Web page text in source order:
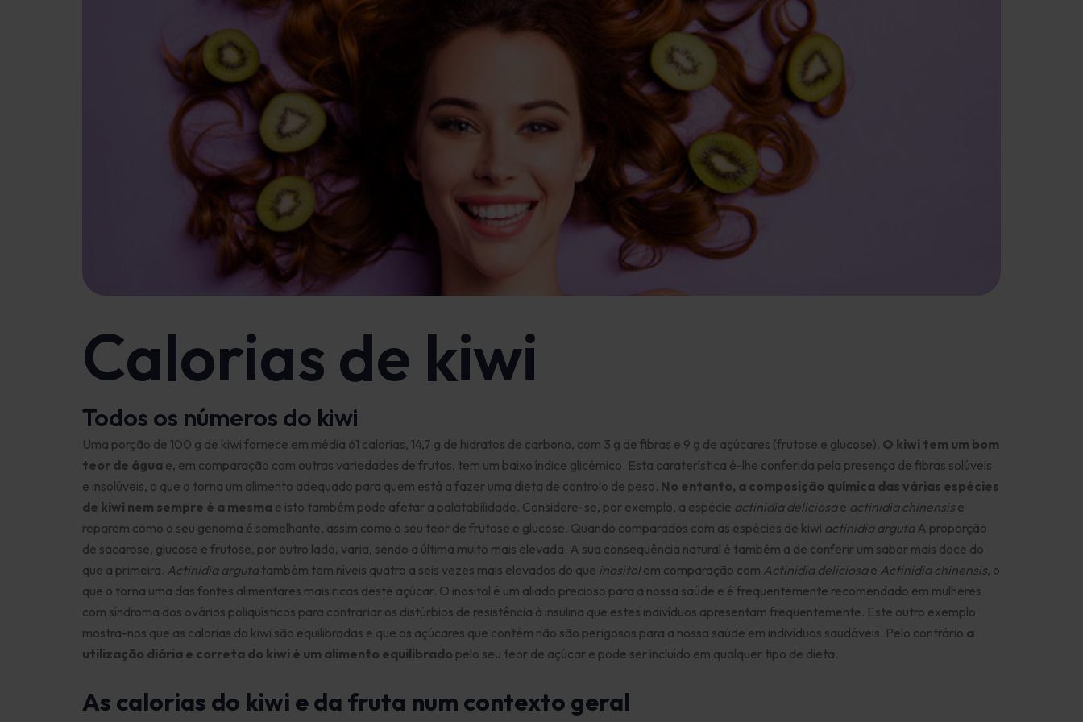
Calorias de kiwi
Todos os números do kiwi
Uma porção de 100 g de kiwi fornece em média 61 calorias, 14,7 g de hidratos de carbono, com 3 g de fibras e 9 g de açúcares (frutose e glucose). O kiwi tem um bom
teor de água e, em comparação com outras variedades de frutos, tem um baixo índice glicémico. Esta caraterística é-lhe conferida pela presença de fibras solúveis
e insolúveis, o que o torna um alimento adequado para quem está a fazer uma dieta de controlo de peso. No entanto, a composição química das várias espécies
de kiwi nem sempre é a mesma e isto também pode afetar a palatabilidade. Considere-se, por exemplo, a espécie actinidia deliciosae actinidia chinensis e
reparem como o seu genoma é semelhante, assim como o seu teor de frutose e glucose. Quando comparados com as espécies de kiwi actinidia argutaA proporção
de sacarose, glucose e frutose, por outro lado, varia, sendo a última muito mais elevada. A sua consequência natural é também a de conferir um sabor mais doce do
que a primeira. Actinidia argutatambém tem níveis quatro a seis vezes mais elevados do que inositolem comparação com Actinidia deliciosae Actinidia chinensis, o
que o torna uma das fontes alimentares mais ricas deste açúcar. O inositol é um aliado precioso para a nossa saúde e é frequentemente recomendado em mulheres
com síndroma dos ovários poliquísticos para contrariar os distúrbios de resistência à insulina que estes indivíduos apresentam frequentemente. Este outro exemplo
mostra-nos que as calorias do kiwi são equilibradas e que os açúcares que contém não são perigosos para a nossa saúde em indivíduos saudáveis. Pelo contrário a
utilização diária e correta do kiwi é um alimento equilibrado pelo seu teor de açúcar e pode ser incluído em qualquer tipo de dieta.
As calorias do kiwi e da fruta num contexto geral